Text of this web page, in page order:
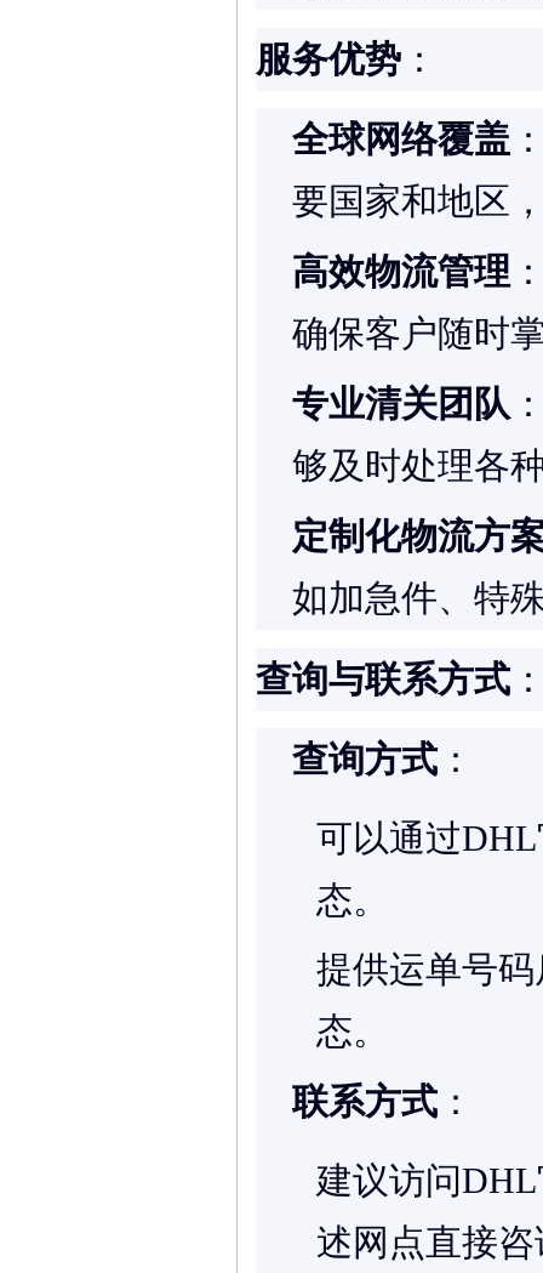
服务优势 ：
全球网络覆盖
要国家和地区
高效物流管理
确保客户随时
专业清关团队
够及时处理各
定制化物流方
如加急件、特
查询与联系方式
查询方式 ：
可以通过
态。
提供运单号
态。
联系方式 ：
建议访问
述网点直接